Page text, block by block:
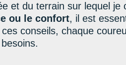
et du terrain sur lequel je
ou le confort, il est
conseils, chaque